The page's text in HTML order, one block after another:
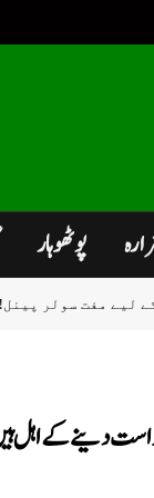
پوٹھوہار